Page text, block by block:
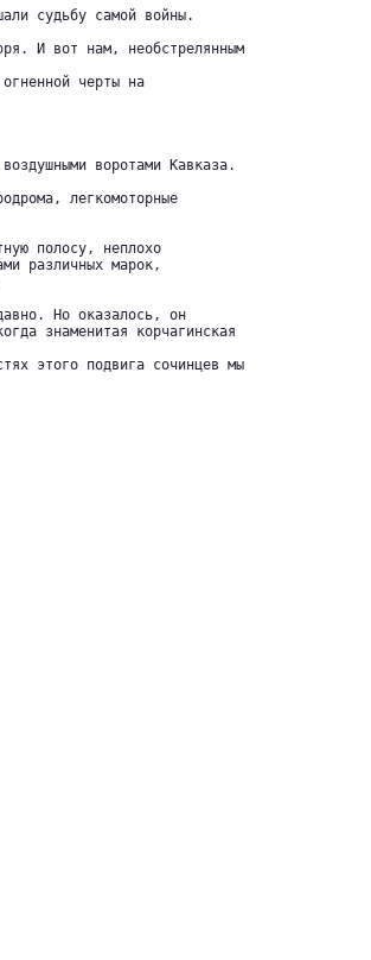
судьбу самой войны.
И вот нам, необстрелянным
черты на
воротами Кавказа.
легкомоторные
полосу, неплохо
различных марок,
Но оказалось, он
знаменитая корчагинская
этого подвига сочинцев мы